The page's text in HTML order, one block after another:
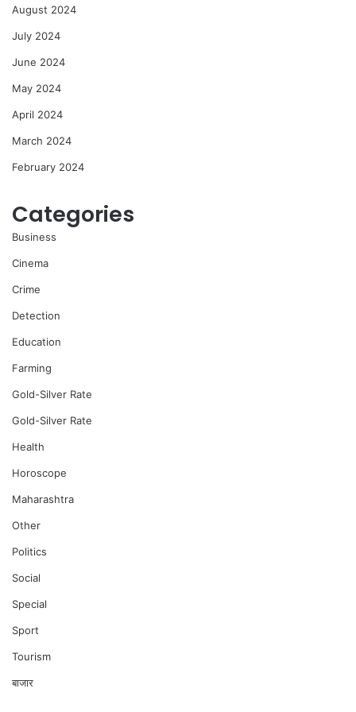
August 2024
July 2024
June 2024
May 2024
April 2024
March 2024
February 2024
Categories
Business
Cinema
Crime
Detection
Education
Farming
Gold-Silver Rate
Gold-Silver Rate
Health
Horoscope
Maharashtra
Other
Politics
Social
Special
Sport
Tourism
बाजार